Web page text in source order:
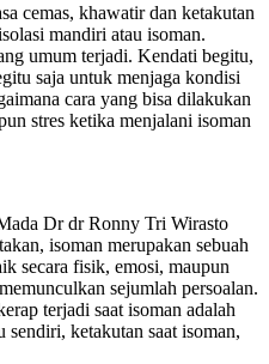
cemas, khawatir dan ketakutan
mandiri atau isoman.
umum terjadi. Kendati begitu,
saja untuk menjaga kondisi
cara yang bisa dilakukan
stres ketika menjalani isoman
Dr dr Ronny Tri Wirasto
isoman merupakan sebuah
secara fisik, emosi, maupun
sejumlah persoalan.
terjadi saat isoman adalah
ketakutan saat isoman,